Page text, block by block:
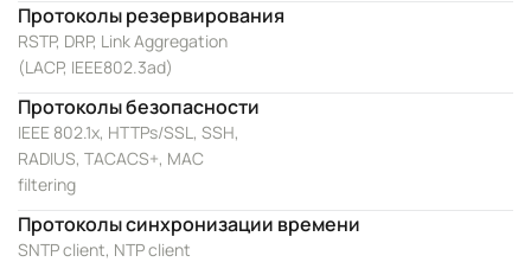
Протоколы резервирования
RSTP, DRP, Link Aggregation
(LACP, IEEE802.3ad)
Протоколы безопасности
IEEE 802.1x, HTTPs/SSL, SSH,
RADIUS, TACACS+, MAC
filtering
Протоколы синхронизации времени
SNTP client, NTP client